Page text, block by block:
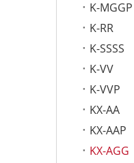
K-MGGP
K-RR
K-SSSS
K-VV
K-VVP
KX-AA
KX-AAP
KX-AGG